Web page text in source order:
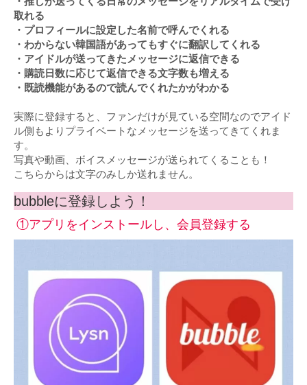
取れる
・プロフィールに設定した名前で呼んでくれる
・わからない韓国語があってもすぐに翻訳してくれる
・アイドルが送ってきたメッセージに返信できる
・購読日数に応じて返信できる文字数も増える
・既読機能があるので読んでくれたかがわかる
実際に登録すると、ファンだけが見ている空間なのでアイド
ル側もよりプライベートなメッセージを送ってきてくれま
す。
写真や動画、ボイスメッセージが送られてくることも！
こちらからは文字のみしか送れません。
bubbleに登録しよう！
①アプリをインストールし、会員登録する